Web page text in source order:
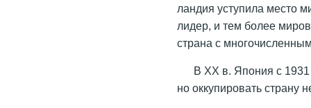
ландия уступила место
лидер, и тем более
страна с
В ХХ в. Япония с 1931
но оккупировать страну